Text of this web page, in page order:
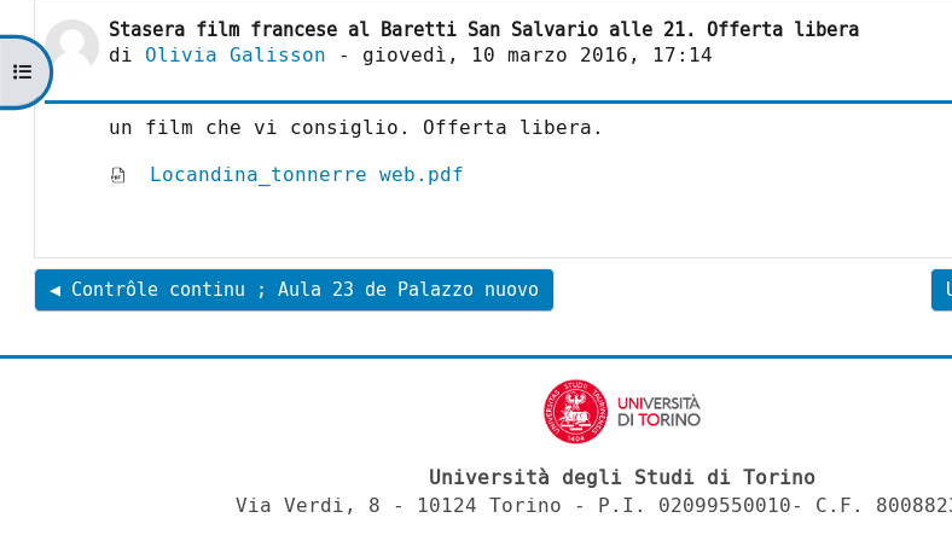
Apri indice del corso
Stasera film francese al Baretti San Salvario alle 21. Offerta libera
di Olivia Galisson - giovedì, 10 marzo 2016, 17:14
Numero di risposte: 0
un film che vi consiglio. Offerta libera.
Locandina_tonnerre web.pdf
◀︎ Contrôle continu ; Aula 23 de Palazzo nuovo
Università degli Studi di Torino
Via Verdi, 8 - 10124 Torino - P.I. 02099550010- C.F.